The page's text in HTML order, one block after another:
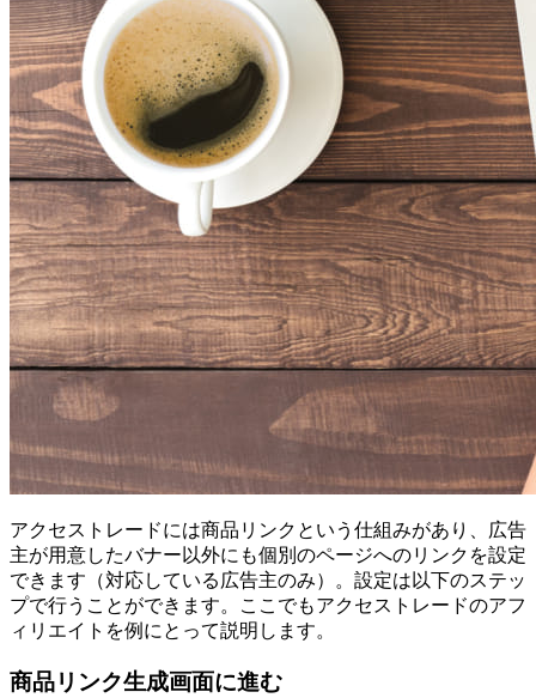
アクセストレードには商品リンクという仕組みがあり、広告
主が用意したバナー以外にも個別のページへのリンクを設定
できます（対応している広告主のみ）。設定は以下のステッ
プで行うことができます。ここでもアクセストレードのアフ
ィリエイトを例にとって説明します。
商品リンク生成画面に進む